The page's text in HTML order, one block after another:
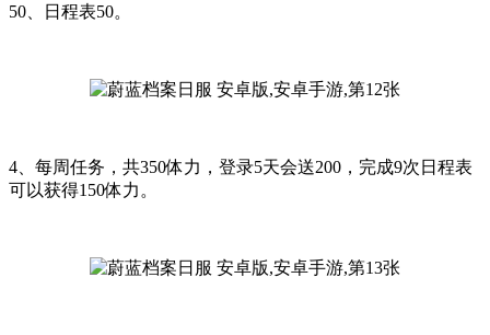
50、日程表50。
4、每周任务，共350体力，登录5天会送200，完成9次日程表
可以获得150体力。